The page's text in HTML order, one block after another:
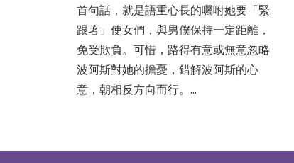
首句話，就是語重心長的囑咐她要「緊
跟著」使女們，與男僕保持一定距離，
免受欺負。可惜，路得有意或無意忽略
波阿斯對她的擔憂，錯解波阿斯的心
意，朝相反方向而行。…